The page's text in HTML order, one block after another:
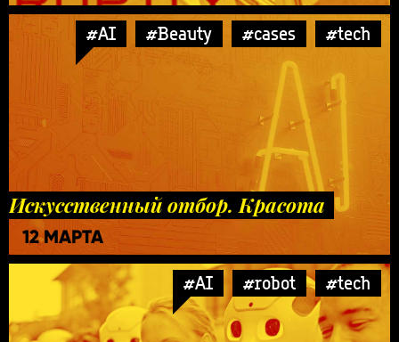
#AI #Beauty #cases #tech
Искусственный отбор. Красота
12 МАРТА
#AI #robot #tech